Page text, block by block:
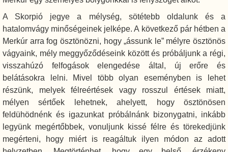
A Skorpió jegye a mélység, sötétebb oldalunk és a
hatalomvágy minőségeinek jelképe. A következő pár hétben a
Merkúr arra fog ösztönözni, hogy „ássunk le” mélyre ösztönös
vágyaink, mély meggyőződéseink között és próbáljunk a régi,
visszahúzó felfogások elengedése által, új erőre és
belátásokra lelni. Mivel több olyan eseményben is lehet
részünk, melyek félreértések vagy rosszul értések miatt,
mélyen sértőek lehetnek, ahelyett, hogy ösztönösen
feldühödnénk és igazunkat próbálnánk bizonygatni, inkább
legyünk megértőbbek, vonuljunk kissé félre és törekedjünk
megérteni, hogy miért is reagáltuk ilyen módon az adott